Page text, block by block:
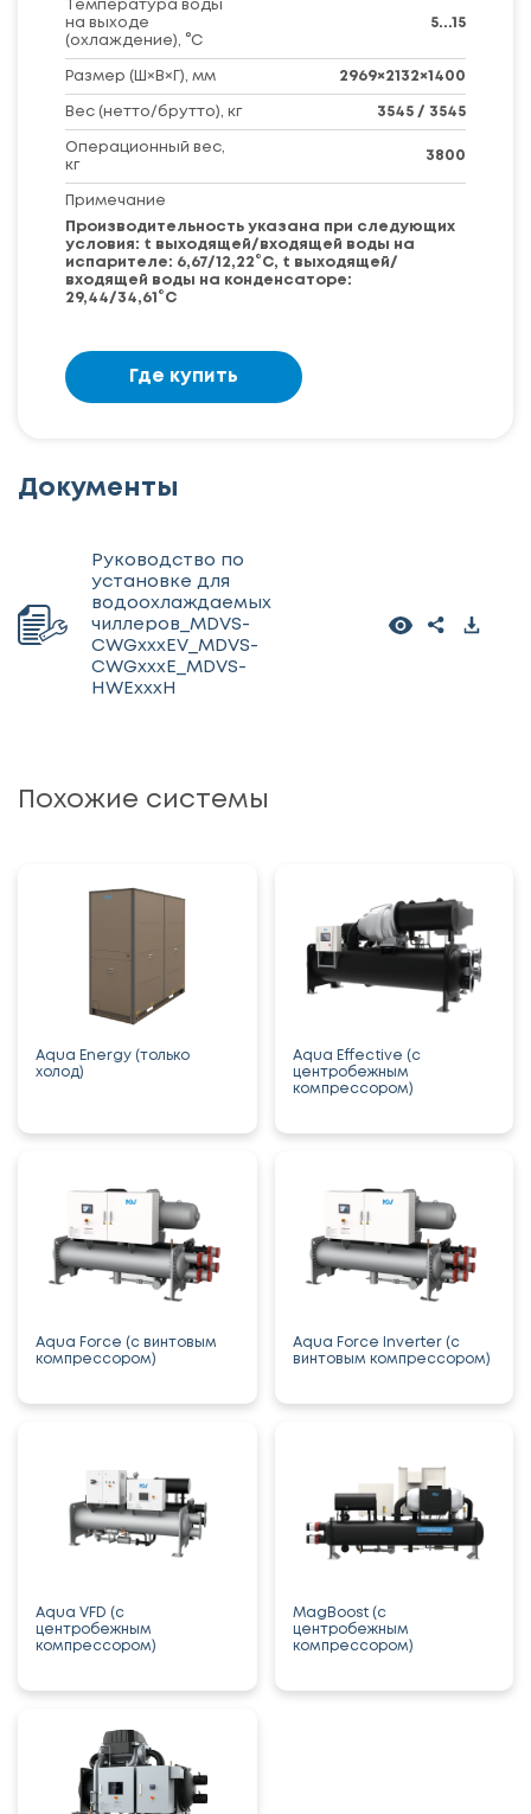
Температура воды
на выходе
(охлаждение), °С
5...15
Размер (Ш×В×Г), мм 2969×2132×1400
Вес (нетто/брутто), кг 3545 / 3545
Операционный вес,
кг
3800
Примечание
Производительность указана при следующих
условия: t выходящей/входящей воды на
испарителе: 6,67/12,22°С, t выходящей/
входящей воды на конденсаторе:
29,44/34,61°С
Где купить
Документы
Руководство по
установке для
водоохлаждаемых
чиллеров_MDVS-
CWGxxxEV_MDVS-
CWGxxxE_MDVS-
HWExxxH
Похожие системы
Aqua Energy (только
холод)
Aqua Effective (с
центробежным
компрессором)
Aqua Force (с винтовым
компрессором)
Aqua Force Inverter (с
винтовым компрессором)
Aqua VFD (с
центробежным
компрессором)
MagBoost (с
центробежным
компрессором)